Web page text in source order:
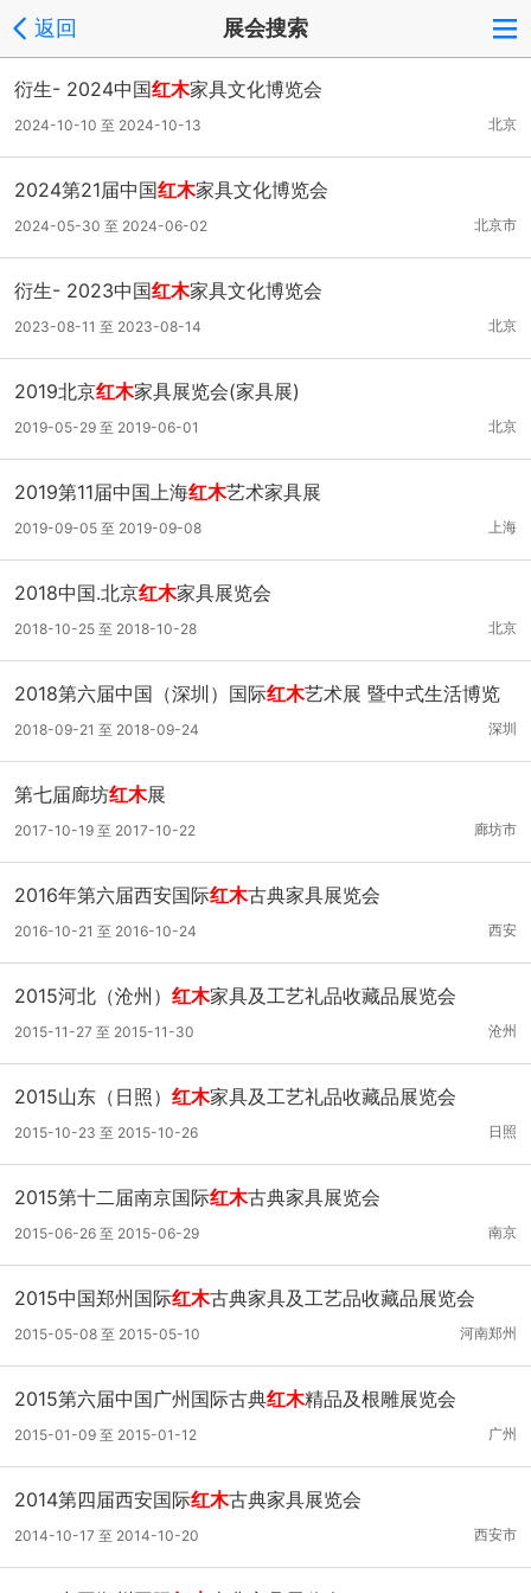
返回 展会搜索
衍生- 2024中国红木家具文化博览会
北京
2024-10-10 至 2024-10-13
2024第21届中国红木家具文化博览会
北京市
2024-05-30 至 2024-06-02
衍生- 2023中国红木家具文化博览会
北京
2023-08-11 至 2023-08-14
2019北京红木家具展览会(家具展)
北京
2019-05-29 至 2019-06-01
2019第11届中国上海红木艺术家具展
上海
2019-09-05 至 2019-09-08
2018中国.北京红木家具展览会
北京
2018-10-25 至 2018-10-28
2018第六届中国（深圳）国际红木艺术展 暨中式生活博览
会
深圳
2018-09-21 至 2018-09-24
第七届廊坊红木展
廊坊市
2017-10-19 至 2017-10-22
2016年第六届西安国际红木古典家具展览会
西安
2016-10-21 至 2016-10-24
2015河北（沧州） 红木家具及工艺礼品收藏品展览会
沧州
2015-11-27 至 2015-11-30
2015山东（日照） 红木家具及工艺礼品收藏品展览会
日照
2015-10-23 至 2015-10-26
2015第十二届南京国际红木古典家具展览会
南京
2015-06-26 至 2015-06-29
2015中国郑州国际红木古典家具及工艺品收藏品展览会
河南郑州
2015-05-08 至 2015-05-10
2015第六届中国广州国际古典红木精品及根雕展览会
广州
2015-01-09 至 2015-01-12
2014第四届西安国际红木古典家具展览会
西安市
2014-10-17 至 2014-10-20